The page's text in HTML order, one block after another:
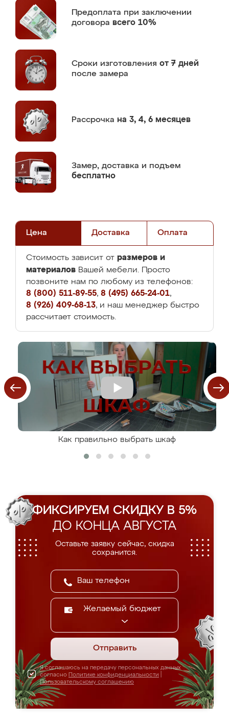
Предоплата при заключении
договора всего 10%
Сроки изготовления от 7 дней
после замера
Рассрочка на 3, 4, 6 месяцев
Замер, доставка и подъем
бесплатно
Цена Доставка Оплата
Стоимость зависит от размеров и
материалов Вашей мебели. Просто
позвоните нам по любому из телефонов:
8 (800) 511-89-55, 8 (495) 665-24-01,
8 (926) 409-68-13, и наш менеджер быстро
рассчитает стоимость.
Как правильно выбрать шкаф
ФИКСИРУЕМ СКИДКУ В 5%
ДО КОНЦА АВГУСТА
Оставьте заявку сейчас, скидка
сохранится.
Желаемый бюджет
Отправить
Я соглашаюсь на передачу персональных данных
согласно Политике конфиденциальности
Пользовательскому соглашению